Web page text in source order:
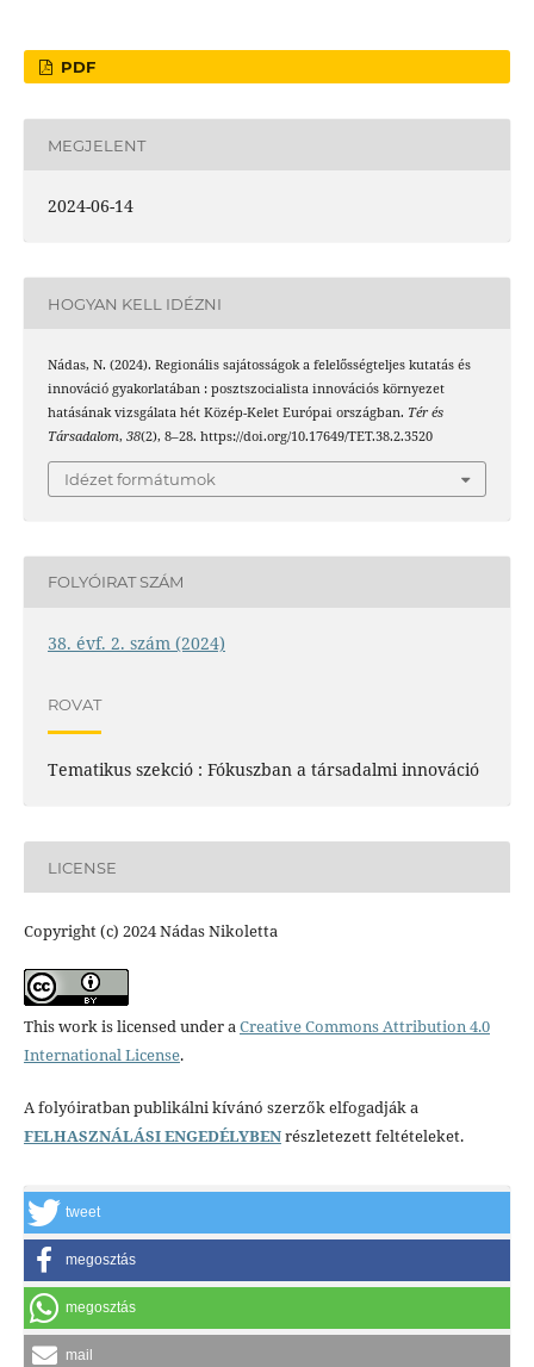
PDF
MEGJELENT
2024-06-14
HOGYAN KELL IDÉZNI
Nádas, N. (2024). Regionális sajátosságok a felelősségteljes kutatás és
innováció gyakorlatában : posztszocialista innovációs környezet
hatásának vizsgálata hét Közép-Kelet Európai országban. Tér és
Társadalom, 38(2), 8–28. https://doi.org/10.17649/TET.38.2.3520
Idézet formátumok
FOLYÓIRAT SZÁM
38. évf. 2. szám (2024)
ROVAT
Tematikus szekció : Fókuszban a társadalmi innováció
LICENSE
Copyright (c) 2024 Nádas Nikoletta
This work is licensed under aCreative Commons Attribution 4.0
International License.
A folyóiratban publikálni kívánó szerzők elfogadják a
FELHASZNÁLÁSI ENGEDÉLYBENrészletezett feltételeket.
tweet
megosztás
megosztás
mail